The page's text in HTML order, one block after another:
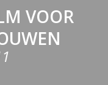
VOOR